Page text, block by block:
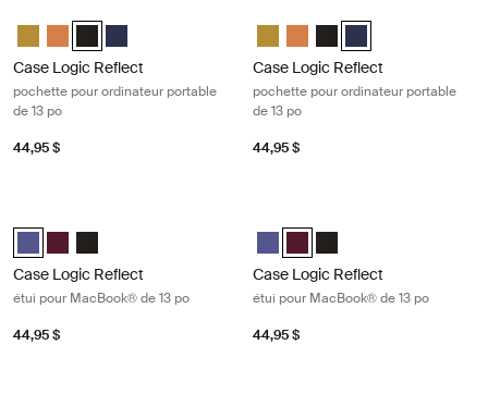
Case Logic Reflect 13" Laptop Sleeve Dim Gold
Case Logic Reflect 13" Laptop Sleeve Luscious Orange
Case Logic Reflect 13" Laptop Sleeve Noir (selected)
Case Logic Reflect 13" Laptop Sleeve Dark Blue
Case Logic Reflect
pochette pour ordinateur portable
de 13 po
44,95 $
Case Logic Reflect 13" Laptop
Case Logic Reflect 13"
Case Logic Reflect 13"
Case Logic Reflect
Case Logic Reflect
pochette pour ordinateur portable
de 13 po
44,95 $
Case Logic Reflect 13" MacBook® Sleeve Pourpre concentré
Case Logic Reflect 13" MacBook® Sleeve Rouge nuancé
Case Logic Reflect 13" MacBook® Sleeve Noir
Case Logic Reflect
étui pour MacBook® de 13 po
44,95 $
Case Logic Reflect 13"
Case Logic Reflect 13"
Case Logic Reflect 13"
Case Logic Reflect
étui pour MacBook® de 13 po
44,95 $